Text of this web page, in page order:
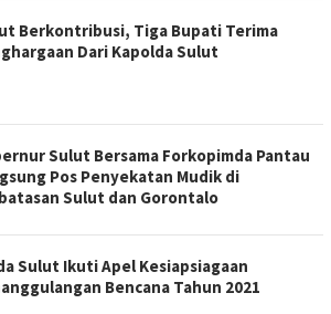
Berkontribusi, Tiga Bupati Terima
Dari Kapolda Sulut
Sulut Bersama Forkopimda Pantau
Pos Penyekatan Mudik di
Sulut dan Gorontalo
Sulut Ikuti Apel Kesiapsiagaan
Bencana Tahun 2021